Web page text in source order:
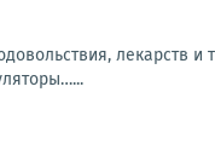
лекарств и